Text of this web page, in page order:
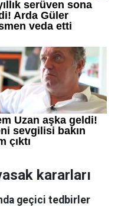
kararları
geçici tedbirler